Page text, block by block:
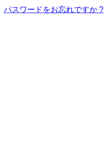
パスワードをお忘れですか ?